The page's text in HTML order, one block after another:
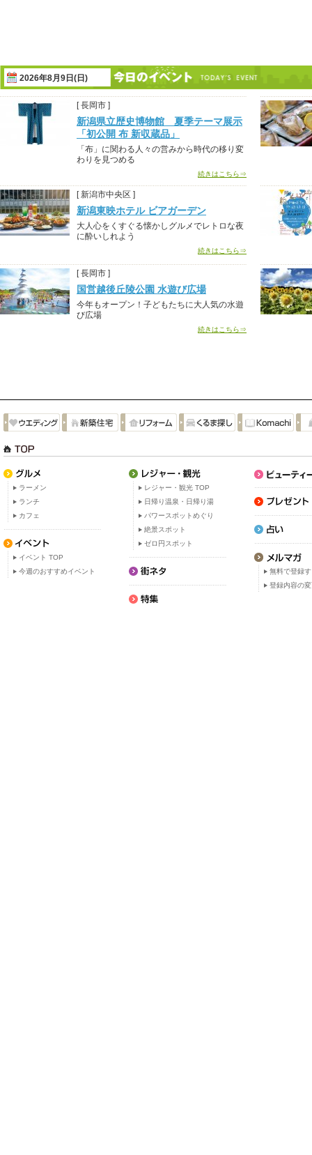
2026年8月9日(日)
[ 長岡市 ]
新潟県立歴史博物館 夏季テーマ展示
「初公開 布 新収蔵品」
「布」に関わる人々の営みから時代の移り変
わりを見つめる
続きはこちら⇒
[ 新潟市中央区 ]
新潟東映ホテル ビアガーデン
大人心をくすぐる懐かしグルメでレトロな夜
に酔いしれよう
続きはこちら⇒
[ 長岡市 ]
国営越後丘陵公園 水遊び広場
今年もオープン！子どもたちに大人気の水遊
び広場
続きはこちら⇒
ラーメン
ランチ
カフェ
イベント TOP
今週のおすすめイベント
レジャー・観光 TOP
日帰り温泉・日帰り湯
パワースポットめぐり
絶景スポット
ゼロ円スポット
無料で登録
登録内容の